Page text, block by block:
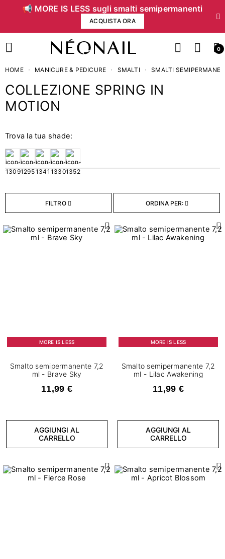
📢 MORE IS LESS sugli smalti semipermanenti
ACQUISTA ORA
0
Prezzo
€
Capacità
7,2 ml 9
CANCELLA FILTRI
HOME MANICURE & PEDICURE SMALTI SMALTI
COLLEZIONE SPRING IN
MOTION
Trova la tua shade:
FILTRO ORDINA PER:
MORE IS LESS
Smalto semipermanente 7,2
ml - Brave Sky
11,99 €
AGGIUNGI AL
CARRELLO
MORE IS LESS
Smalto semipermanente 7,2
ml - Lilac Awakening
11,99 €
AGGIUNGI AL
CARRELLO